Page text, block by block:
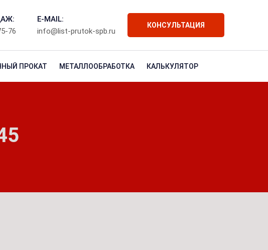
КОНСУЛЬТАЦИЯ
76
E-MAIL:
info@list-prutok-spb.ru
ПРОКАТ МЕТАЛЛООБРАБОТКА КАЛЬКУЛЯТОР